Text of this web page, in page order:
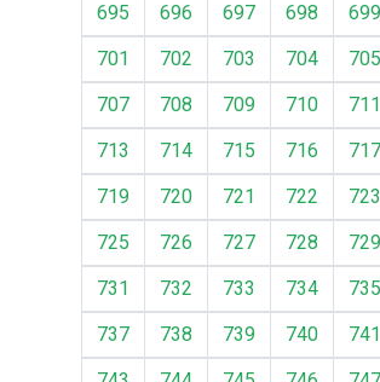
695
696 697 698 699
701
702 703 704 705
707
708 709 710 711
713
714 715 716 717
719
720 721 722 723
725
726 727 728 729
731
732 733 734 735
737
738 739 740 741